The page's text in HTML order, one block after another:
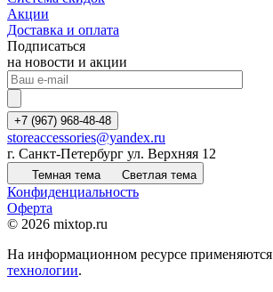
Акции
Доставка и оплата
Подписаться
на новости и акции
+7 (967) 968-48-48
storeaccessories@yandex.ru
г. Санкт-Петербург ул. Верхняя 12
Темная тема Светлая тема
Конфиденциальность
Оферта
© 2026 mixtop.ru
На информационном ресурсе применяются
технологии.